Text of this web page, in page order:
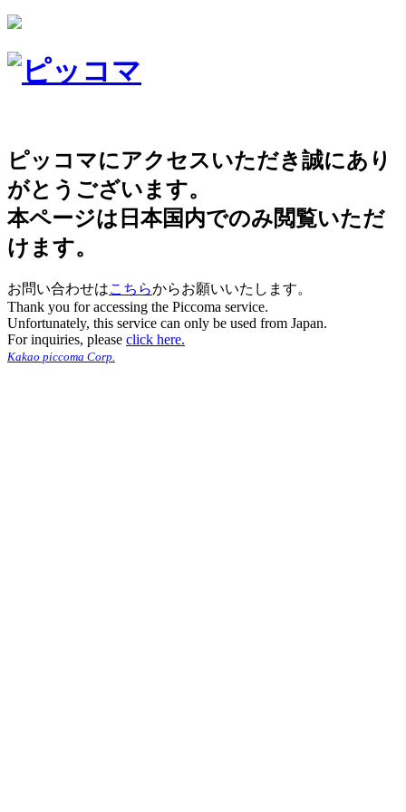
ピッコマにアクセスいただき誠にあり
がとうございます。
本ページは日本国内でのみ閲覧いただ
けます。
お問い合わせはこちらからお願いいたします。
Thank you for accessing the Piccoma service.
Unfortunately, this service can only be used from Japan.
For inquiries, please click here.
Kakao piccoma Corp.